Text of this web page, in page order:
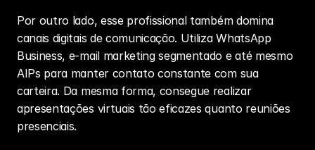
Por outro lado, esse profissional também domina
canais digitais de comunicação. Utiliza WhatsApp
Business, e-mail marketing segmentado e até mesmo
AIPs para manter contato constante com sua
carteira. Da mesma forma, consegue realizar
apresentações virtuais tão eficazes quanto reuniões
presenciais.